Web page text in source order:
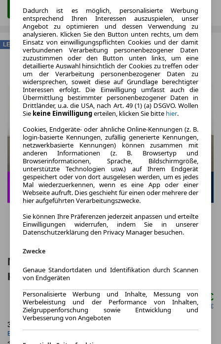
Mercedes-Benz C 200 d Avantgarde
Kamera|LED|Navi|Park-Paket|SH
ab mtl.279,00 €
netto mtl. 234,45 €
3.2025
Erstzulassung
LEASING
Dadurch ist es möglich, personalisierte Werbung
entsprechend Ihren Interessen auszuspielen, unser
Angebot zu optimieren und dessen Verwendung zu
analysieren. Klicken Sie den Button unten rechts, um dem
Einsatz von einwilligungspflichten Cookies und der damit
verbundenen Verarbeitung personenbezogener Daten
zuzustimmen oder den Button unten links, um eine
detaillierte Auswahl hinsichtlich der Cookies zu treffen oder
um der Verarbeitung personenbezogener Daten zu
widersprechen, soweit diese auf Grundlage berechtigter
Interessen erfolgt. Die Einwilligung umfasst auch die
Übermittlung bestimmter personenbezogener Daten in
Drittländer, u.a. die USA, nach Art. 49 (1) (a) DSGVO. Wollen
Sie keine Einwilligungerteilen, klicken Sie bitte hier.
Cookies, Endgeräte- oder ähnliche Online-Kennungen (z. B.
login-basierte Kennungen, zufällig generierte Kennungen,
netzwerkbasierte Kennungen) können zusammen mit
anderen Informationen (z. B. Browsertyp und
Browserinformationen, Sprache, Bildschirmgröße,
unterstützte Technologien usw.) auf Ihrem Endgerät
gespeichert oder von dort ausgelesen werden, um es jedes
Mal wiederzuerkennen, wenn es eine App oder einer
Webseite aufruft. Dies geschieht für einen oder mehrere der
hier aufgeführten Verarbeitungszwecke.
Sie können Ihre Präferenzen jederzeit anpassen und erteilte
Einwilligungen widerrufen, indem Sie in unserer
Datenschutzerklärung den Privacy Manager besuchen.
Zwecke
Genaue Standortdaten und Identifikation durch Scannen
von Endgeräten
Personalisierte Werbung und Inhalte, Messung von
Werbeleistung und der Performance von Inhalten,
Zielgruppenforschung sowie Entwicklung und
Verbesserung von Angeboten